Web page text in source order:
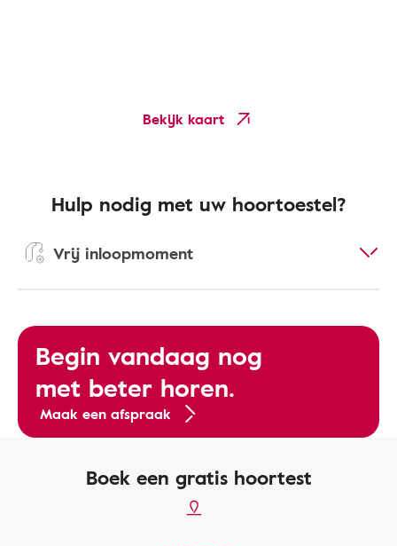
Bekijk kaart
Hulp nodig met uw hoortoestel?
Vrij inloopmoment
Begin vandaag nog
met beter horen.
Maak een afspraak
Boek een gratis hoortest